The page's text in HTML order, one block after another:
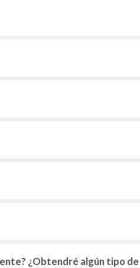
¿Obtendré algún tipo de